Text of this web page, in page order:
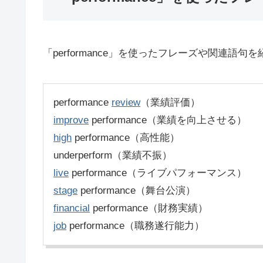
「performance」を使ったフレーズや関連語句を
performance review（業績評価）
improve performance（業績を向上させる）
high performance（高性能）
underperform（業績不振）
live performance（ライブパフォーマンス）
stage performance（舞台公演）
financial performance（財務実績）
job performance（職務遂行能力）